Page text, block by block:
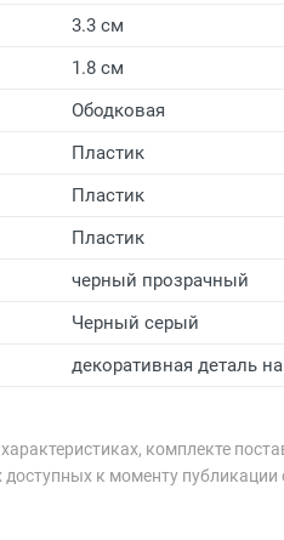
3.3 см
1.8 см
Ободковая
Пластик
Пластик
Пластик
черный прозрачный
Черный серый
декоративная деталь
комплекте
к моменту публикации